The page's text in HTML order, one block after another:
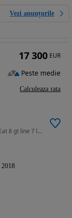
Vezi anunțurile
1499 cm3 • 130 CP • Peugeot 2018 1.5 BLUEHDI Eat 8 gt line 7 locuri
2018
17 300 EUR
Peste medie
Calculeaza rata